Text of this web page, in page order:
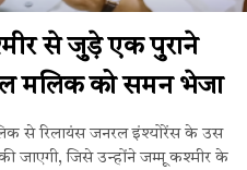
से जुड़े एक पुराने
मलिक को समन भेजा
से रिलायंस जनरल इंश्योरेंस के उस
जाएगी, जिसे उन्होंने जम्मू कश्मीर के